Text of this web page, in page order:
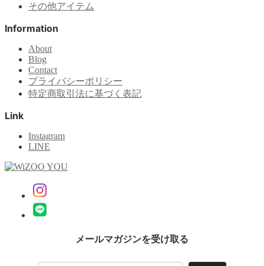
その他アイテム
Information
About
Blog
Contact
プライバシーポリシー
特定商取引法に基づく表記
Link
Instagram
LINE
メールマガジンを受け取る